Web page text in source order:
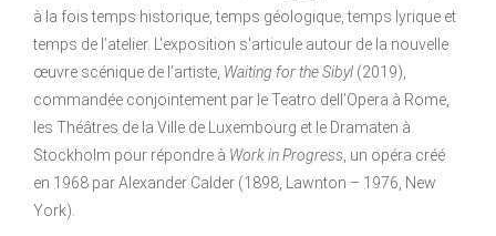
à la fois temps historique, temps géologique, temps lyrique et
temps de l’atelier. L'exposition s'articule autour de la nouvelle
œuvre scénique de l’artiste, Waiting for the Sibyl (2019),
commandée conjointement par le Teatro dell’Opera à Rome,
les Théâtres de la Ville de Luxembourg et le Dramaten à
Stockholm pour répondre à Work in Progress, un opéra créé
en 1968 par Alexander Calder (1898, Lawnton – 1976, New
York).